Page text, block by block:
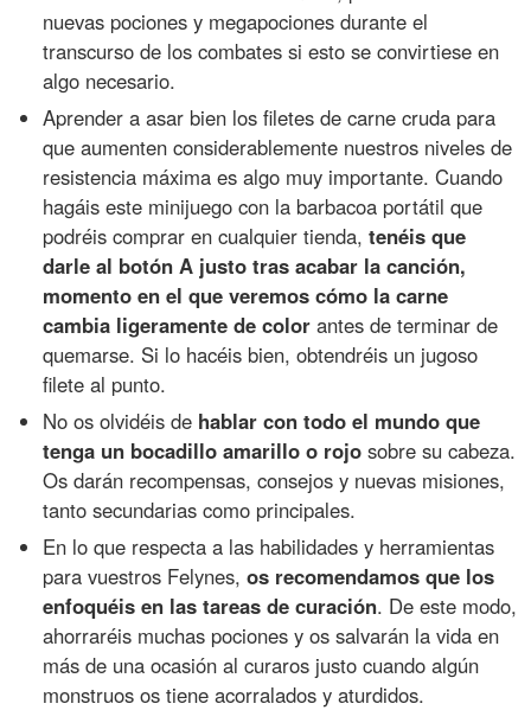
nuevas pociones y megapociones durante el
transcurso de los combates si esto se convirtiese en
algo necesario.
Aprender a asar bien los filetes de carne cruda para
que aumenten considerablemente nuestros niveles de
resistencia máxima es algo muy importante. Cuando
hagáis este minijuego con la barbacoa portátil que
podréis comprar en cualquier tienda,tenéis que
darle al botón A justo tras acabar la canción,
momento en el que veremos cómo la carne
cambia ligeramente de color antes de terminar de
quemarse. Si lo hacéis bien, obtendréis un jugoso
filete al punto.
No os olvidéis de hablar con todo el mundo que
tenga un bocadillo amarillo o rojo sobre su cabeza.
Os darán recompensas, consejos y nuevas misiones,
tanto secundarias como principales.
En lo que respecta a las habilidades y herramientas
para vuestros Felynes,os recomendamos que los
enfoquéis en las tareas de curación. De este modo,
ahorraréis muchas pociones y os salvarán la vida en
más de una ocasión al curaros justo cuando algún
monstruos os tiene acorralados y aturdidos.